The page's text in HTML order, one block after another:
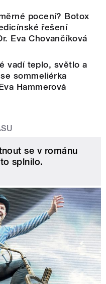
pocení? Botox
řešení
Eva Chovančíková
vadí teplo, světlo a
sommeliérka
Hammerová
se v románu
splnilo.